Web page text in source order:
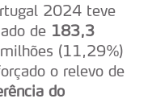
2024 teve
de 183,3
(11,29%)
o relevo de
do